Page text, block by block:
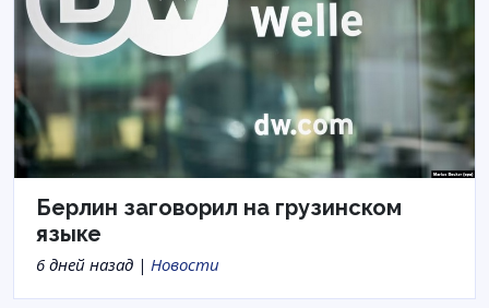
Берлин заговорил на грузинском
языке
6 дней назад | Новости